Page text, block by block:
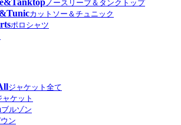
ノースリーブ＆タンクトップ
カットソー＆チュニック
ポロシャツ
ジャケット全て
ャケット
ブルゾン
ン